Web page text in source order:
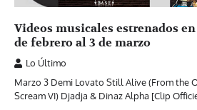
Videos musicales estrenados
de febrero al 3 de marzo
Lo Último
Marzo 3 Demi Lovato Still Alive (From the
Scream VI) Djadja & Dinaz Alpha [Clip